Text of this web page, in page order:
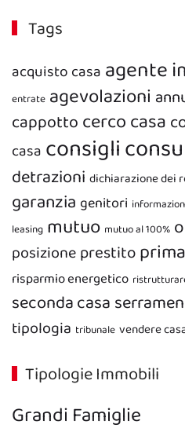
Tags
acquisto casa agente
entrate agevolazioni
cappottocerco casa
casa consigli
detrazioni dichiarazione dei
garanzia genitori
leasing mutuo mutuo al 100%
posizioneprestito
risparmio energetico
seconda casa
tipologia tribunale vendere
Tipologie Immobili
Grandi Famiglie